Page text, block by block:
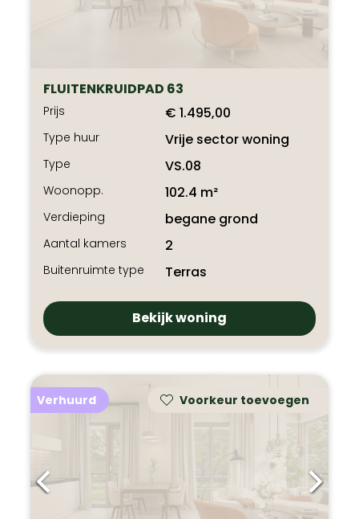
FLUITENKRUIDPAD 63
Prijs € 1.495,00
Type huur Vrije sector woning
Type VS.08
Woonopp. 102.4 m²
Verdieping begane grond
Aantal kamers 2
Buitenruimte type Terras
Bekijk woning
Voorkeur toevoegen
Verhuurd